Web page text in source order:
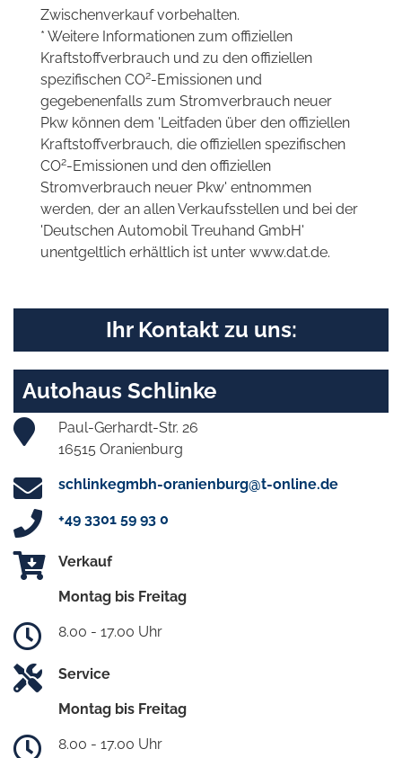
Zwischenverkauf vorbehalten.
* Weitere Informationen zum offiziellen
Kraftstoffverbrauch und zu den offiziellen
spezifischen CO2-Emissionen und
gegebenenfalls zum Stromverbrauch neuer
Pkw können dem 'Leitfaden über den offiziellen
Kraftstoffverbrauch, die offiziellen spezifischen
CO2-Emissionen und den offiziellen
Stromverbrauch neuer Pkw' entnommen
werden, der an allen Verkaufsstellen und bei der
'Deutschen Automobil Treuhand GmbH'
unentgeltlich erhältlich ist unter www.dat.de.
Ihr Kontakt zu uns:
Autohaus Schlinke
Paul-Gerhardt-Str. 26
16515 Oranienburg
schlinkegmbh-oranienburg@t-online.de
+49 3301 59 93 0
Verkauf
Montag bis Freitag
8.00 - 17.00 Uhr
Service
Montag bis Freitag
8.00 - 17.00 Uhr